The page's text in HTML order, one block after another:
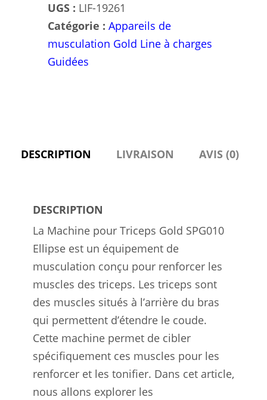
UGS : LIF-19261
Catégorie : Appareils de
musculation Gold Line à charges
Guidées
DESCRIPTION LIVRAISON AVIS (0)
DESCRIPTION
La Machine pour Triceps Gold SPG010
Ellipse est un équipement de
musculation conçu pour renforcer les
muscles des triceps. Les triceps sont
des muscles situés à l’arrière du bras
qui permettent d’étendre le coude.
Cette machine permet de cibler
spécifiquement ces muscles pour les
renforcer et les tonifier. Dans cet article,
nous allons explorer les